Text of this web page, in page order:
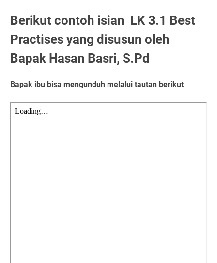
Berikut contoh isian LK 3.1 Best
Practises yang disusun oleh
Bapak Hasan Basri, S.Pd
Bapak ibu bisa mengunduh melalui tautan berikut